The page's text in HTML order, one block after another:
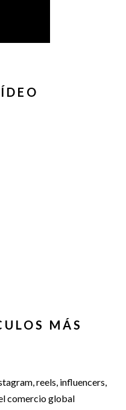
MÁS
reels, influencers,
comercio global